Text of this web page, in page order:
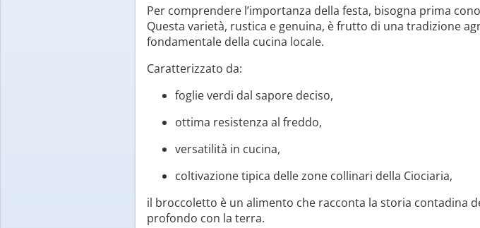
Per comprendere l’importanza della festa, bisogna prima
Questa varietà, rustica e genuina, è frutto di una tradizione
fondamentale della cucina locale.
Caratterizzato da:
foglie verdi dal sapore deciso,
ottima resistenza al freddo,
versatilità in cucina,
coltivazione tipica delle zone collinari della Ciociaria,
il broccoletto è un alimento che racconta la storia contadina
profondo con la terra.